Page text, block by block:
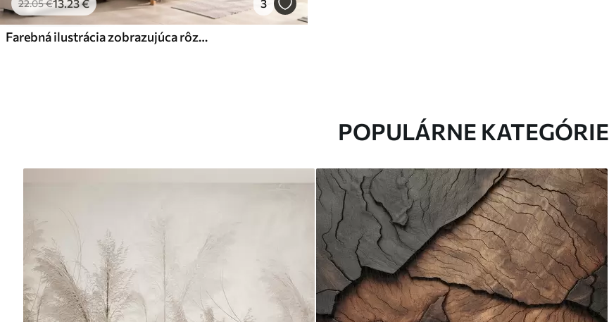
22.05€13.23€ 3
Farebná ilustrácia zobrazujúca rôzne planéty a vesmírny akvarel
POPULÁRNE KATEGÓRIE